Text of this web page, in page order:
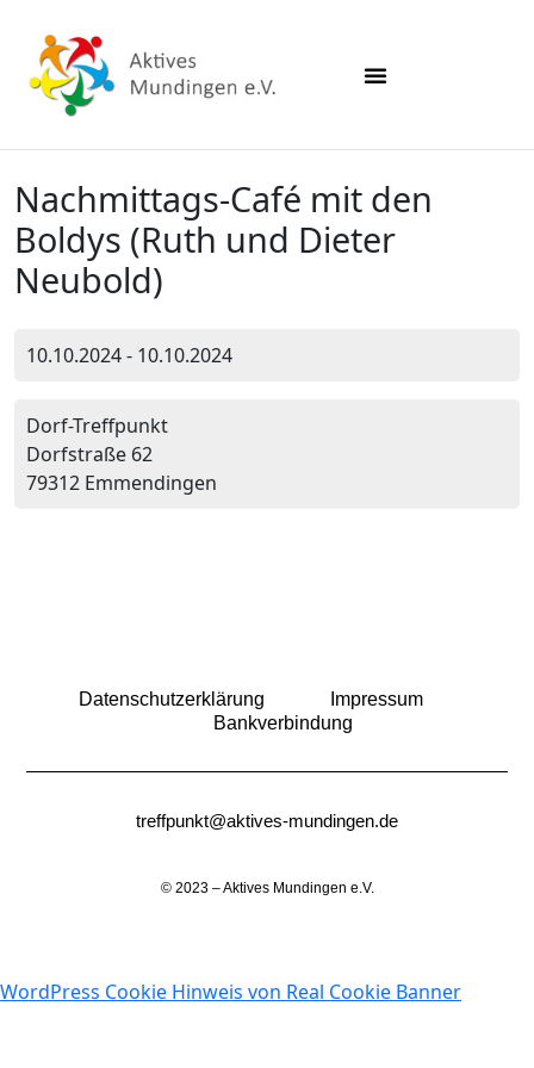
Nachmittags-Café mit den
Boldys (Ruth und Dieter
Neubold)
10.10.2024 - 10.10.2024
Dorf-Treffpunkt
Dorfstraße 62
79312 Emmendingen
Datenschutzerklärung
Impressum
Bankverbindung
treffpunkt@aktives-mundingen.de
© 2023 – Aktives Mundingen e.V.
WordPress Cookie Hinweis von Real Cookie Banner